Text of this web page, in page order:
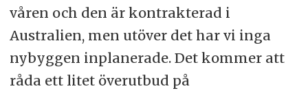
våren och den är kontrakterad i
Australien, men utöver det har vi inga
nybyggen inplanerade. Det kommer att
råda ett litet överutbud på